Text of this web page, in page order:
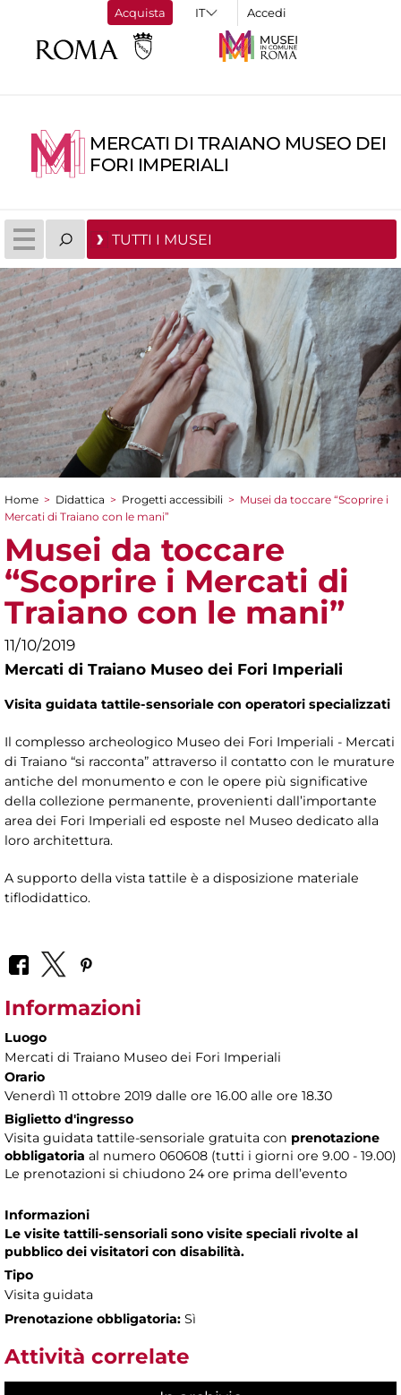
Acquista Accedi
MERCATI DI TRAIANO MUSEO DEI
FORI IMPERIALI
TUTTI I MUSEI
Tu sei qui
Home > Didattica > Progetti accessibili > Musei da toccare “Scoprire i
Mercati di Traiano con le mani”
Musei da toccare
“Scoprire i Mercati di
Traiano con le mani”
11/10/2019
Mercati di Traiano Museo dei Fori Imperiali
Visita guidata tattile-sensoriale con operatori specializzati
Il complesso archeologico Museo dei Fori Imperiali - Mercati
di Traiano “si racconta” attraverso il contatto con le murature
antiche del monumento e con le opere più significative
della collezione permanente, provenienti dall’importante
area dei Fori Imperiali ed esposte nel Museo dedicato alla
loro architettura.
A supporto della vista tattile è a disposizione materiale
tiflodidattico.
Informazioni
Luogo
Mercati di Traiano Museo dei Fori Imperiali
Orario
Venerdì 11 ottobre 2019 dalle ore 16.00 alle ore 18.30
Biglietto d'ingresso
Visita guidata tattile-sensoriale gratuita con prenotazione
obbligatoria al numero 060608 (tutti i giorni ore 9.00 - 19.00)
Le prenotazioni si chiudono 24 ore prima dell’evento
Informazioni
Le visite tattili-sensoriali sono visite speciali rivolte al
pubblico dei visitatori con disabilità.
Tipo
Visita guidata
Prenotazione obbligatoria: Sì
Attività correlate